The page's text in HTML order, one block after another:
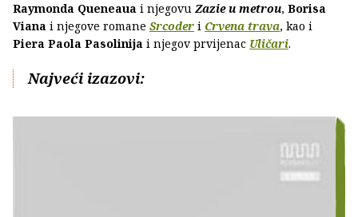
Raymonda Queneaua i njegovu Zazie u metrou, Borisa
Viana i njegove romane Srcoder i Crvena trava, kao i
Piera Paola Pasolinija i njegov prvijenac Uličari.
Najveći izazovi: